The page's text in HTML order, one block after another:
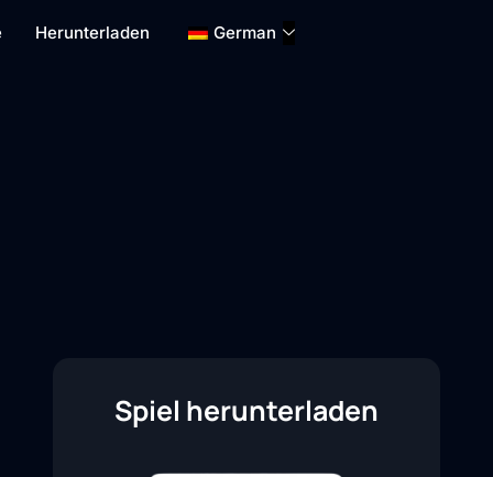
Herunterladen German
Spiel herunterladen